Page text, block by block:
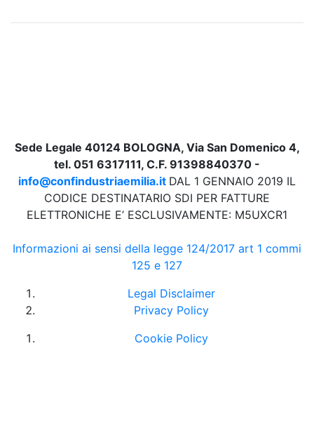
Sede Legale 40124 BOLOGNA, Via San Domenico 4,
tel. 051 6317111, C.F. 91398840370 -
info@confindustriaemilia.it DAL 1 GENNAIO 2019 IL
CODICE DESTINATARIO SDI PER FATTURE
ELETTRONICHE E’ ESCLUSIVAMENTE: M5UXCR1
Informazioni ai sensi della legge 124/2017 art 1 commi
125 e 127
Legal Disclaimer
Privacy Policy
Cookie Policy